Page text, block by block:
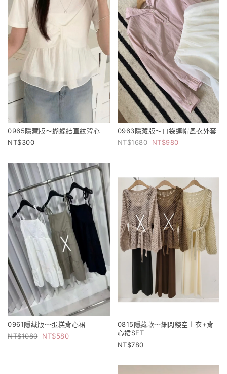
0965隱藏版～蝴蝶結直紋背心
300
0963隱藏版～口袋連帽風衣外套
1680
980
0961隱藏版～蛋糕背心裙
1080
580
0815隱藏款～細閃鏤空上衣+背
心裙SET
780